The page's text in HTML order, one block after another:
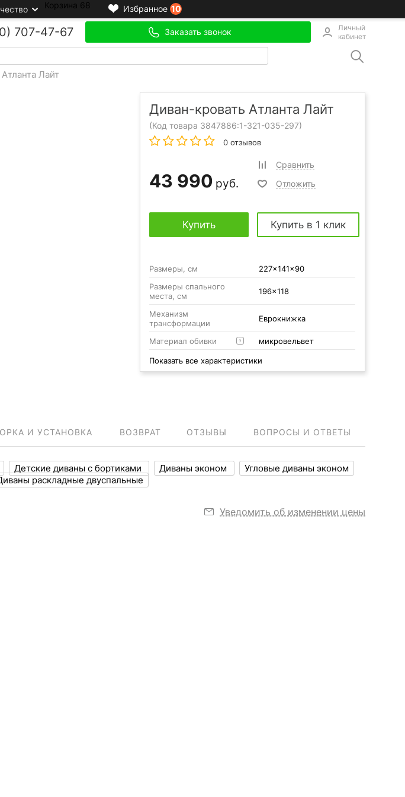
Избранное 10
Корзина 68
707-47-67 Заказать звонок
Личный
кабинет
Лайт
Диван-кровать Атланта Лайт
(Код товара 3847886:1-321-035-297)
0 отзывов
43 990 руб.
Сравнить
Отложить
Купить Купить в 1 клик
Размеры, см
227x141x90
Размеры спального
места, см
196x118
Механизм
трансформации
Еврокнижка
Материал обивки ? микровельвет
Показать все характеристики
И УСТАНОВКА ВОЗВРАТ ОТЗЫВЫ ВОПРОСЫ И ОТВЕТЫ
Детские диваны с бортиками Диваны эконом
Угловые диваны эконом
раскладные двуспальные
Уведомить об изменении цены